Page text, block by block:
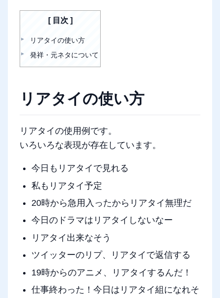
目次
リアタイの使い方
発祥・元ネタについて
リアタイの使い方
リアタイの使用例です。
いろいろな表現が存在しています。
今日もリアタイで見れる
私もリアタイ予定
20時から急用入ったからリアタイ無理だ
今日のドラマはリアタイしないなー
リアタイ出来なそう
ツイッターのリプ、リアタイで返信する
19時からのアニメ、リアタイするんだ！
仕事終わった！今日はリアタイ組になれそ